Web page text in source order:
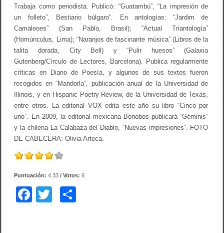
Trabaja como periodista. Publicó: “Guatambú”, “La impresión de
un folleto”, Bestiario búlgaro”. En antologías: “Jardim de
Camaleoes” (San Pablo, Brasil); “Actual Triantología”
(Homúnculus, Lima); “Naranjos de fascinante música” (Libros de la
talita dorada, City Bell) y “Pulir huesos” (Galaxia
Gutenberg/Círculo de Lectores, Barcelona). Publica regularmente
críticas en Diario de Poesía, y algunos de sus textos fueron
recogidos en “Mandorla”, publicación anual de la Universidad de
Illinois, y en Hispanic Poetry Review, de la Universidad de Texas,
entre otros. La editorial VOX edita este año su libro “Cinco por
uno”. En 2009, la editorial mexicana Bonobos publicará “Géminis”
y la chilena La Calabaza del Diablo, “Nuevas impresiones”. FOTO
DE CABECERA: Olivia Arteca.
Puntuación:4.33 / Votos:6
F